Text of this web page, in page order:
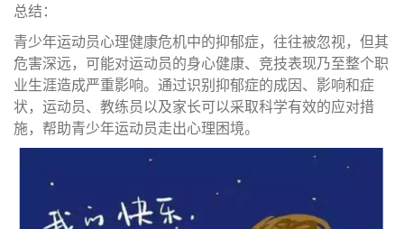
总结：
青少年运动员心理健康危机中的抑郁症，往往被忽视，但其
危害深远，可能对运动员的身心健康、竞技表现乃至整个职
业生涯造成严重影响。通过识别抑郁症的成因、影响和症
状，运动员、教练员以及家长可以采取科学有效的应对措
施，帮助青少年运动员走出心理困境。